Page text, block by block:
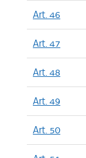
Art. 46
Art. 47
Art. 48
Art. 49
Art. 50